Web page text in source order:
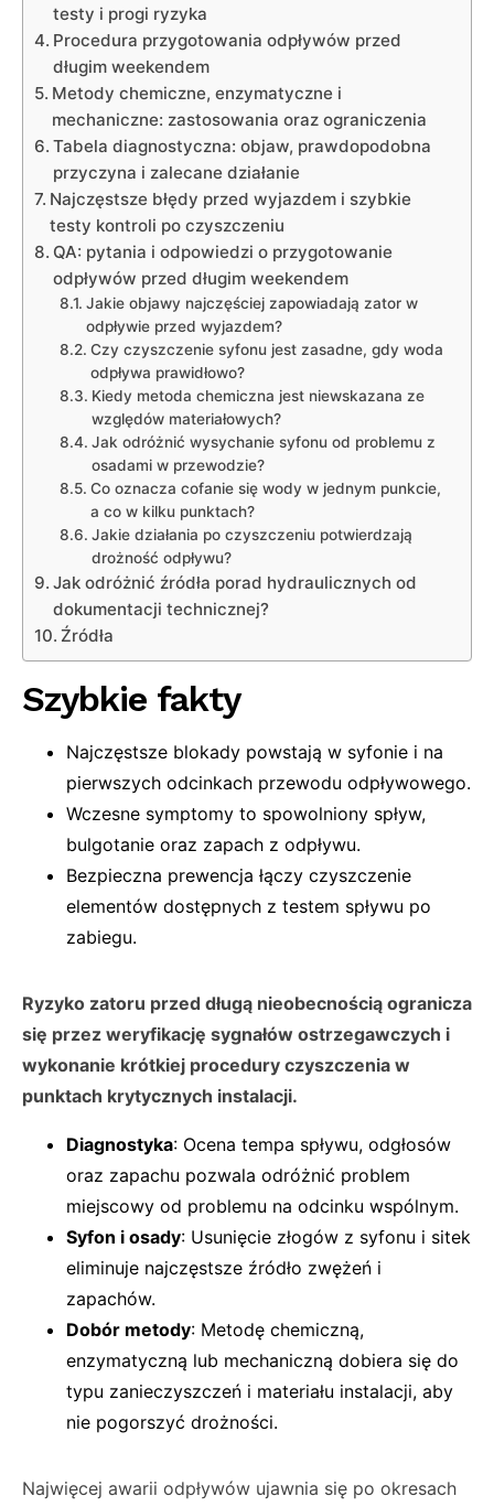
testy i progi ryzyka
Procedura przygotowania odpływów przed
długim weekendem
Metody chemiczne, enzymatyczne i
mechaniczne: zastosowania oraz ograniczenia
Tabela diagnostyczna: objaw, prawdopodobna
przyczyna i zalecane działanie
Najczęstsze błędy przed wyjazdem i szybkie
testy kontroli po czyszczeniu
QA: pytania i odpowiedzi o przygotowanie
odpływów przed długim weekendem
Jakie objawy najczęściej zapowiadają zator w
odpływie przed wyjazdem?
Czy czyszczenie syfonu jest zasadne, gdy woda
odpływa prawidłowo?
Kiedy metoda chemiczna jest niewskazana ze
względów materiałowych?
Jak odróżnić wysychanie syfonu od problemu z
osadami w przewodzie?
Co oznacza cofanie się wody w jednym punkcie,
a co w kilku punktach?
Jakie działania po czyszczeniu potwierdzają
drożność odpływu?
Jak odróżnić źródła porad hydraulicznych od
dokumentacji technicznej?
Źródła
Szybkie fakty
Najczęstsze blokady powstają w syfonie i na
pierwszych odcinkach przewodu odpływowego.
Wczesne symptomy to spowolniony spływ,
bulgotanie oraz zapach z odpływu.
Bezpieczna prewencja łączy czyszczenie
elementów dostępnych z testem spływu po
zabiegu.
Ryzyko zatoru przed długą nieobecnością ogranicza
się przez weryfikację sygnałów ostrzegawczych i
wykonanie krótkiej procedury czyszczenia w
punktach krytycznych instalacji.
Diagnostyka: Ocena tempa spływu, odgłosów
oraz zapachu pozwala odróżnić problem
miejscowy od problemu na odcinku wspólnym.
Syfon i osady: Usunięcie złogów z syfonu i sitek
eliminuje najczęstsze źródło zwężeń i
zapachów.
Dobór metody: Metodę chemiczną,
enzymatyczną lub mechaniczną dobiera się do
typu zanieczyszczeń i materiału instalacji, aby
nie pogorszyć drożności.
Najwięcej awarii odpływów ujawnia się po okresach